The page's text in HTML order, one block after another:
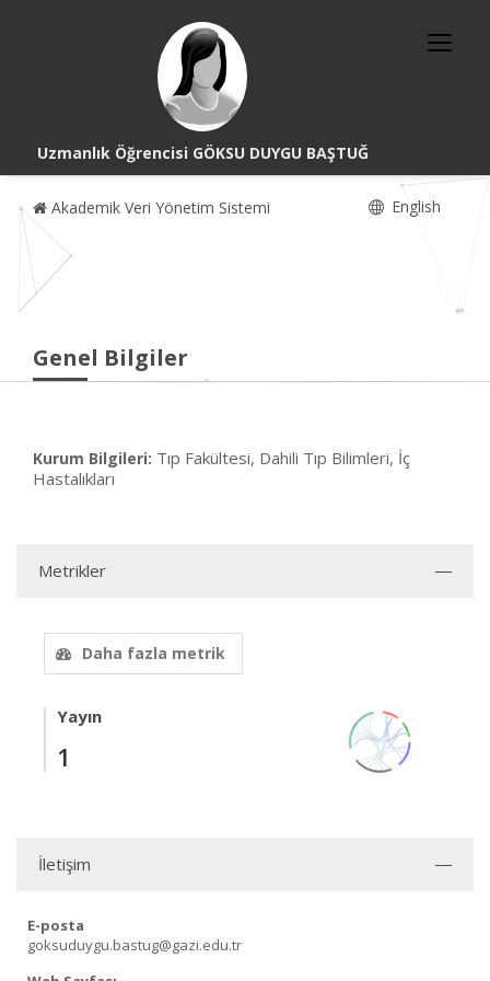
Uzmanlık Öğrencisi GÖKSU DUYGU BAŞTUĞ
Akademik Veri Yönetim Sistemi English
Genel Bilgiler
Kurum Bilgileri: Tıp Fakültesi, Dahili Tıp Bilimleri, İç
Hastalıkları
Metrikler
Daha fazla metrik
Yayın
1
İletişim
E-posta
goksuduygu.bastug@gazi.edu.tr